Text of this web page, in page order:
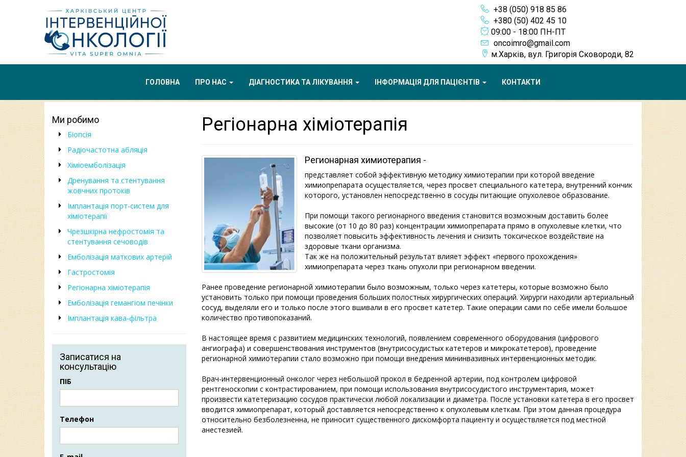
+38 (050) 918 85 86
+380 (50) 402 45 10
09:00 - 18:00 ПН-ПТ
oncoimro@gmail.com
м.Харків, вул. Григорія Сковороди, 82
ГОЛОВНА ПРО НАС ДІАГНОСТИКА ТА ЛІКУВАННЯ ІНФОРМАЦІЯ ДЛЯ ПАЦІЄНТІВ КОНТАКТИ
Регіонарна хіміотерапія
Регионарная химиотерапия -
представляет собой эффективную методику химиотерапии при которой введение
химиопрепарата осуществляется, через просвет специального катетера, внутренний кончик
которого, установлен непосредственно в сосуды питающие опухолевое образование.
При помощи такого регионарного введения становится возможным доставить более
высокие (от 10 до 80 раз) концентрации химиопрепарата прямо в опухолевые клетки, что
позволяет повысить эффективность лечения и снизить токсическое воздействие на
здоровые ткани организма.
Так же на положительный результат влияет эффект «первого прохождения»
химиопрепарата через ткань опухоли при регионарном введении.
Ранее проведение регионарной химиотерапии было возможным, только через катетеры, которые возможно было
установить только при помощи проведения больших полостных хирургических операций. Хирурги находили артериальный
сосуд, выделяли его и только после этого вшивали в его просвет катетер. Такие операции сами по себе имели большое
количество противопоказаний.
В настоящее время с развитием медицинских технологий, появлением современного оборудования (цифрового
ангиографа) и совершенствования инструментов (внутрисосудистых катетеров и микрокатетеров), проведение
регионарной химиотерапии стало возможно при помощи внедрения мининвазивных интервенционных методик.
Врач-интервенционный онколог через небольшой прокол в бедренной артерии, под контролем цифровой
рентгеноскопии с контрастированием, при помощи использования внутрисосудистого инструментария, может
произвести катетеризацию сосудов практически любой локализации и диаметра. После установки катетера в его просвет
вводится химиопрепарат, который доставляется непосредственно к опухолевым клеткам. При этом данная процедура
относительно безболезненна, не приносит существенного дискомфорта пациенту и осуществляется под местной
анестезией.
Ми робимо
Біопсія
Радіочастотна абляція
Хіміоемболізація
Дренування та стентування
жовчних протоків
Імплантація порт-систем для
хіміотерапії
Чрезшкірна нефростомія та
стентування сечоводів
Емболізація маткових артерій
Гастростомія
Регіонарна хіміотерапія
Емболізація гемангіом печінки
Імплантація кава-фільтра
Записатися на
консультацію
ПІБ
Телефон